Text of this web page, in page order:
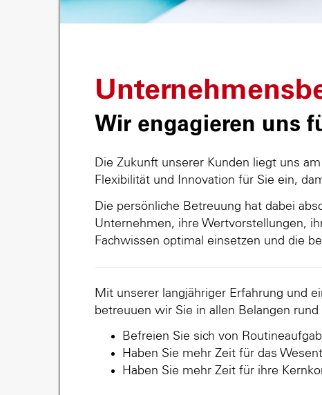
Wir engagieren uns
Die Zukunft unserer Kunden liegt uns
Flexibilität und Innovation für Sie ein,
Die persönliche Betreuung hat dabei
Unternehmen, ihre Wertvorstellungen,
Fachwissen optimal einsetzen und die
Mit unserer langjähriger Erfahrung und
betreuuen wir Sie in allen Belangen
Befreien Sie sich von
Haben Sie mehr Zeit für das
Haben Sie mehr Zeit für ihre